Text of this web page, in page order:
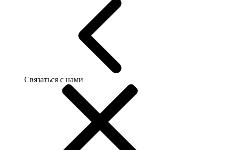
Связаться с нами